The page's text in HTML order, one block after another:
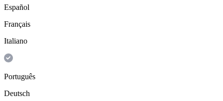
Español
Français
Italiano
Português
Deutsch